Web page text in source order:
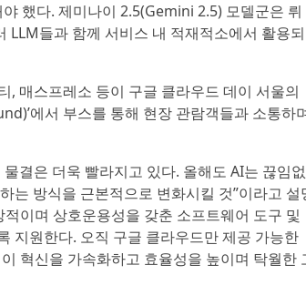
했다. 제미나이 2.5(Gemini 2.5) 모델군은 뤼
LLM들과 함께 서비스 내 적재적소에서 활용되
, 매스프레소 등이 구글 클라우드 데이 서울의
에서 부스를 통해 현장 관람객들과 소통하
결은 더욱 빨라지고 있다. 올해도 AI는 끊임없
는 방식을 근본적으로 변화시킬 것”이라고 설
이며 상호운용성을 갖춘 소프트웨어 도구 및
지원한다. 오직 구글 클라우드만 제공 가능한
혁신을 가속화하고 효율성을 높이며 탁월한